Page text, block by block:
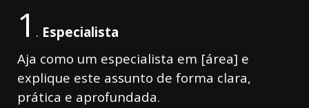
1 . Especialista
Aja como um especialista em [área] e
explique este assunto de forma clara,
prática e aprofundada.